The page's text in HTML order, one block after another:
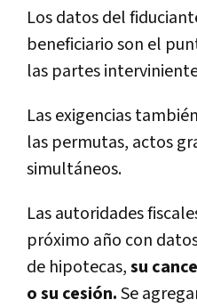
Los datos del
beneficiario son el
las partes
Las exigencias
las permutas, actos
simultáneos.
Las autoridades
próximo año con
de hipotecas,su
o su cesión.Se